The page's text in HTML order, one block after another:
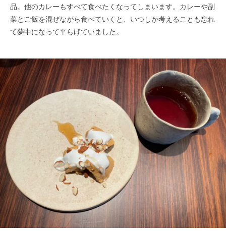
品。他のカレーもすべて食べたくなってしまいます。カレーや副
菜とご飯を混ぜながら食べていくと、いつしか考えることも忘れ
て夢中になって平らげていました。